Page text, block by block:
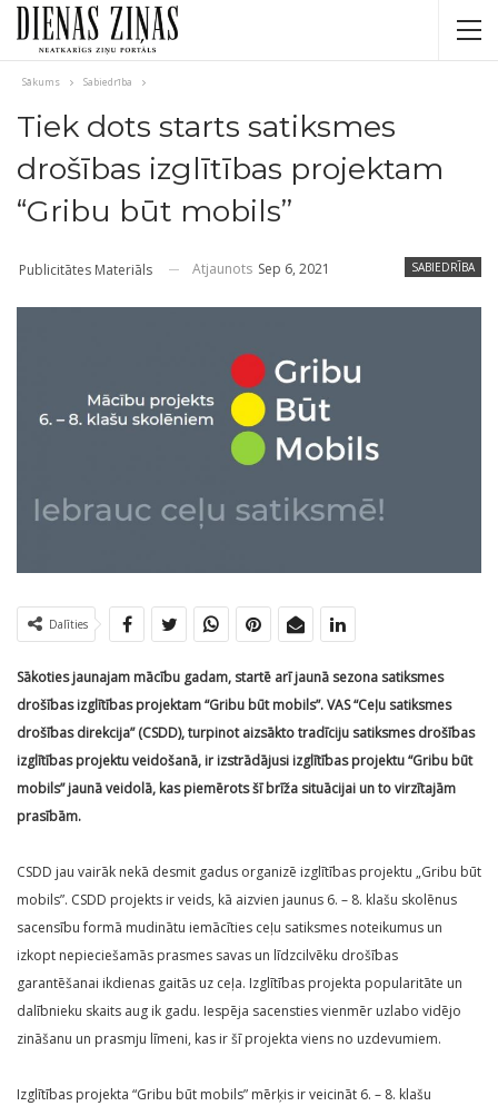
Sākums Sabiedrība
Tiek dots starts satiksmes
drošības izglītības projektam
“Gribu būt mobils”
SABIEDRĪBA
Publicitātes Materiāls Atjaunots Sep 6, 2021
Dalīties
Sākoties jaunajam mācību gadam, startē arī jaunā sezona satiksmes
drošības izglītības projektam “Gribu būt mobils”. VAS “Ceļu satiksmes
drošības direkcija” (CSDD), turpinot aizsākto tradīciju satiksmes drošības
izglītības projektu veidošanā, ir izstrādājusi izglītības projektu “Gribu būt
mobils” jaunā veidolā, kas piemērots šī brīža situācijai un to virzītajām
prasībām.
CSDD jau vairāk nekā desmit gadus organizē izglītības projektu „Gribu būt
mobils”. CSDD projekts ir veids, kā aizvien jaunus 6. – 8. klašu skolēnus
sacensību formā mudinātu iemācīties ceļu satiksmes noteikumus un
izkopt nepieciešamās prasmes savas un līdzcilvēku drošības
garantēšanai ikdienas gaitās uz ceļa. Izglītības projekta popularitāte un
dalībnieku skaits aug ik gadu. Iespēja sacensties vienmēr uzlabo vidējo
zināšanu un prasmju līmeni, kas ir šī projekta viens no uzdevumiem.
Izglītības projekta “Gribu būt mobils” mērķis ir veicināt 6. – 8. klašu